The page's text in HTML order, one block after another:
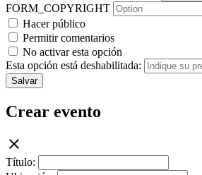
FORM_COPYRIGHT
Hacer público
Permitir comentarios
No activar esta opción
Esta opción está deshabilitada:
Salvar
Crear evento
Título: